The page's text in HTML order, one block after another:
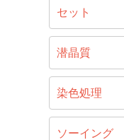
セット
潜晶質
染色処理
ソーイング